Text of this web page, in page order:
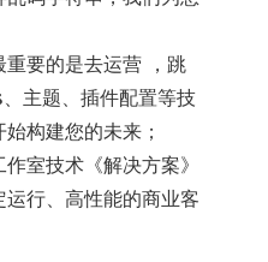
重要的是去运营 ，跳
主题、插件配置等技
构建您的未来；
室技术《解决方案》
行、高性能的商业客